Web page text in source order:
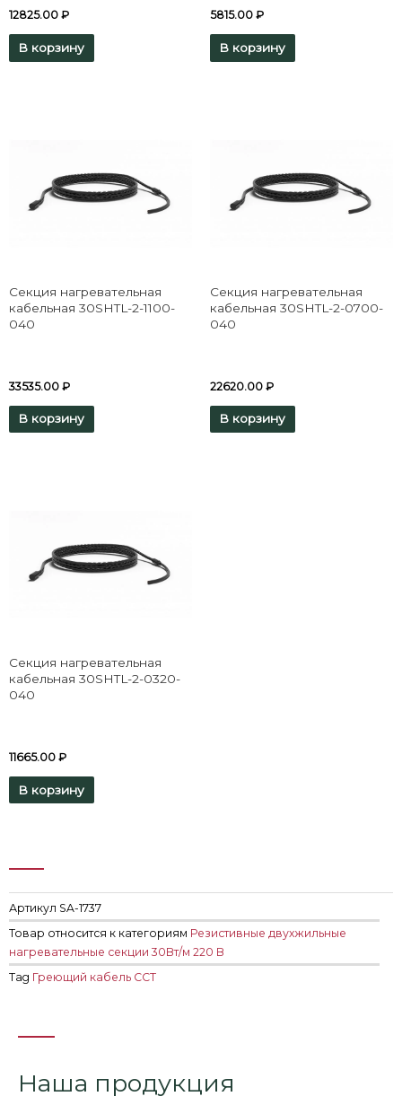
12825.00 ₽
В корзину
5815.00 ₽
В корзину
Секция нагревательная
кабельная 30SHTL-2-1100-
040
33535.00 ₽
В корзину
Секция нагревательная
кабельная 30SHTL-2-0700-
040
22620.00 ₽
В корзину
Секция нагревательная
кабельная 30SHTL-2-0320-
040
11665.00 ₽
В корзину
Артикул SA-1737
Товар относится к категориям Резистивные двухжильные
нагревательные секции 30Вт/м 220 В
Tag Греющий кабель ССТ
Наша продукция